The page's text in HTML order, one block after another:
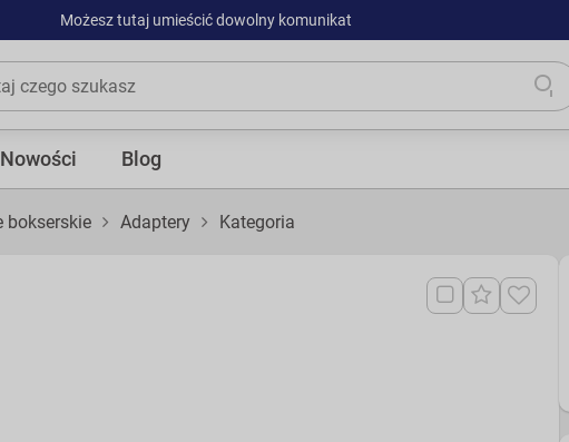
Możesz tutaj umieścić dowolny komunikat
Nowości Blog
bokserskie Adaptery Kategoria